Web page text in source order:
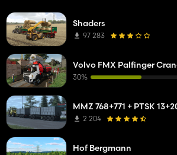
Shaders
97 283
Volvo FMX Palfinger
30%
MMZ 768+771 + PTSK
2 204
Hof Bergmann